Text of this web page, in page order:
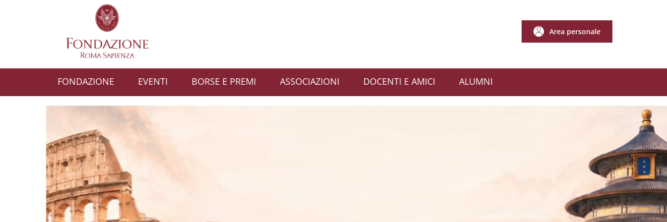
Salta al contenuto principale
Area personale
Area personale
FONDAZIONE EVENTI BORSE E PREMI ASSOCIAZIONI DOCENTI E AMICI ALUMNI
Fondazione Roma Sapienza